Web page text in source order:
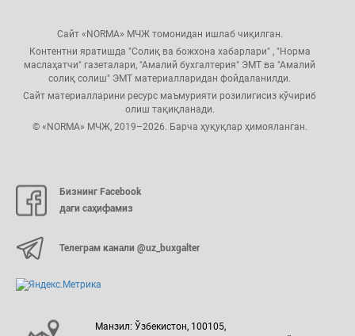
Сайт «NORMA» МЧЖ томонидан ишлаб чиқилган.
Контентни яратишда "Солиқ ва божхона хабарлари" , "Норма
маслаҳатчи" газеталари, "Амалий бухгалтерия" ЭМТ ва "Амалий
солиқ солиш" ЭМТ материалларидан фойдаланилди.
Сайт материалларини ресурс маъмурияти розилигисиз кўчириб
олиш тақиқланади.
© «NORMA» МЧЖ, 2019–2026. Барча ҳуқуқлар ҳимояланган.
Бизнинг Facebook
даги саҳифамиз
Телеграм канали @uz_buxgalter
Манзил: Ўзбекистон, 100105,